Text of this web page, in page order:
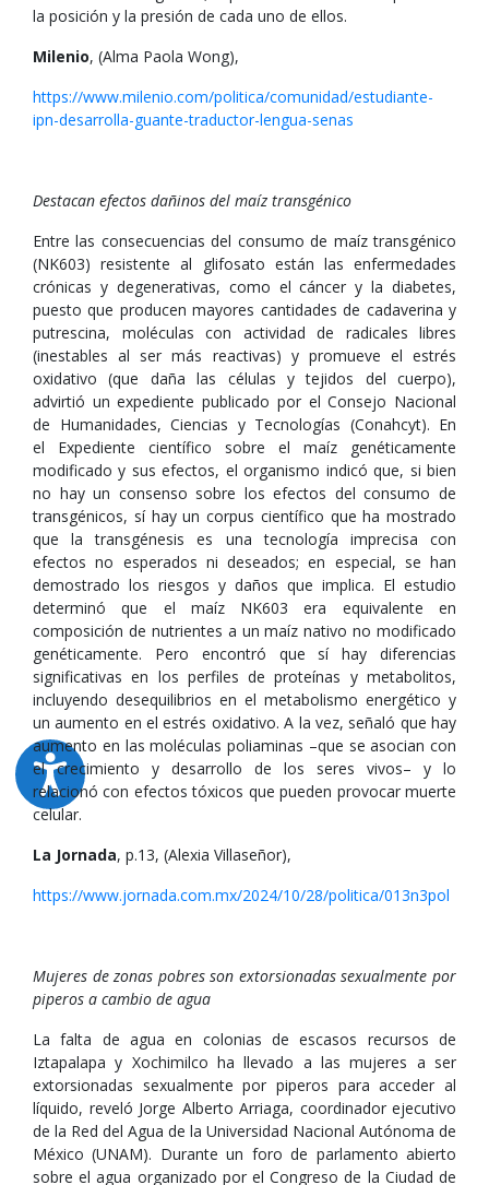
la posición y la presión de cada uno de ellos.
Milenio, (Alma Paola Wong),
https://www.milenio.com/politica/comunidad/estudiante-
ipn-desarrolla-guante-traductor-lengua-senas
Destacan efectos dañinos del maíz transgénico
Entre las consecuencias del consumo de maíz transgénico
(NK603) resistente al glifosato están las enfermedades
crónicas y degenerativas, como el cáncer y la diabetes,
puesto que producen mayores cantidades de cadaverina y
putrescina, moléculas con actividad de radicales libres
(inestables al ser más reactivas) y promueve el estrés
oxidativo (que daña las células y tejidos del cuerpo),
advirtió un expediente publicado por el Consejo Nacional
de Humanidades, Ciencias y Tecnologías (Conahcyt). En
el Expediente científico sobre el maíz genéticamente
modificado y sus efectos, el organismo indicó que, si bien
no hay un consenso sobre los efectos del consumo de
transgénicos, sí hay un corpus científico que ha mostrado
que la transgénesis es una tecnología imprecisa con
efectos no esperados ni deseados; en especial, se han
demostrado los riesgos y daños que implica. El estudio
determinó que el maíz NK603 era equivalente en
composición de nutrientes a un maíz nativo no modificado
genéticamente. Pero encontró que sí hay diferencias
significativas en los perfiles de proteínas y metabolitos,
incluyendo desequilibrios en el metabolismo energético y
un aumento en el estrés oxidativo. A la vez, señaló que hay
aumento en las moléculas poliaminas –que se asocian con
el crecimiento y desarrollo de los seres vivos– y lo
relacionó con efectos tóxicos que pueden provocar muerte
celular.
La Jornada, p.13, (Alexia Villaseñor),
https://www.jornada.com.mx/2024/10/28/politica/013n3pol
Mujeres de zonas pobres son extorsionadas sexualmente por
piperos a cambio de agua
La falta de agua en colonias de escasos recursos de
Iztapalapa y Xochimilco ha llevado a las mujeres a ser
extorsionadas sexualmente por piperos para acceder al
líquido, reveló Jorge Alberto Arriaga, coordinador ejecutivo
de la Red del Agua de la Universidad Nacional Autónoma de
México (UNAM). Durante un foro de parlamento abierto
sobre el agua organizado por el Congreso de la Ciudad de